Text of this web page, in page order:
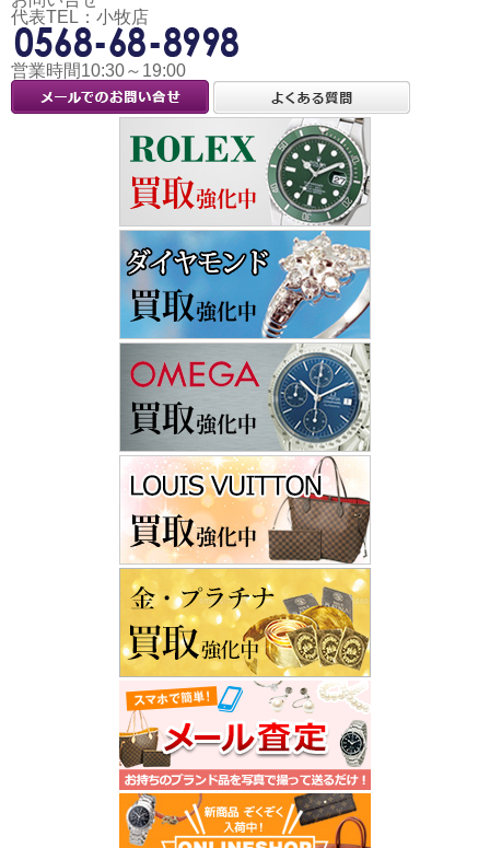
代表TEL：小牧店
営業時間10:30～19:00